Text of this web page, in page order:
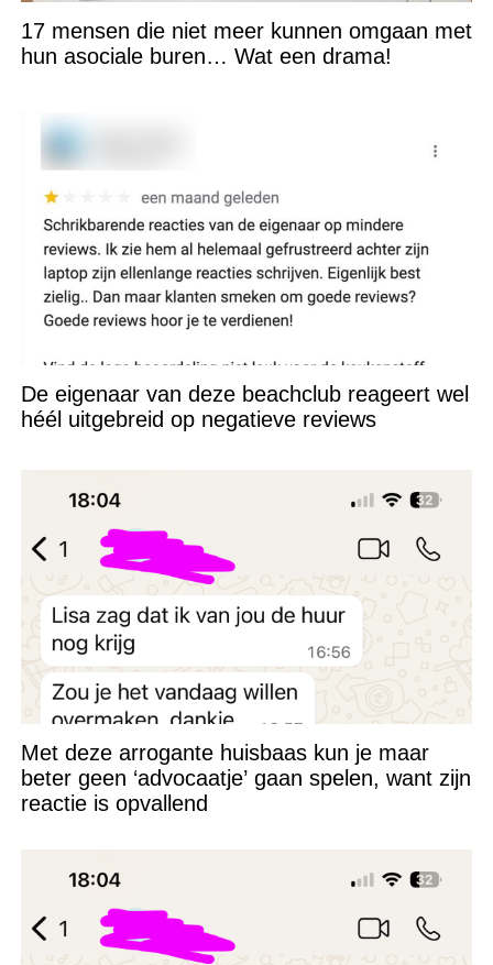
17 mensen die niet meer kunnen omgaan met
hun asociale buren… Wat een drama!
De eigenaar van deze beachclub reageert wel
héél uitgebreid op negatieve reviews
Met deze arrogante huisbaas kun je maar
beter geen ‘advocaatje’ gaan spelen, want zijn
reactie is opvallend